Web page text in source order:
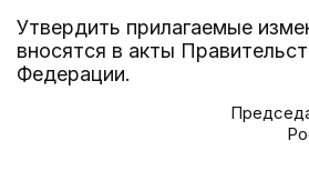
Утвердить прилагаемые
вносятся в акты
Федерации.